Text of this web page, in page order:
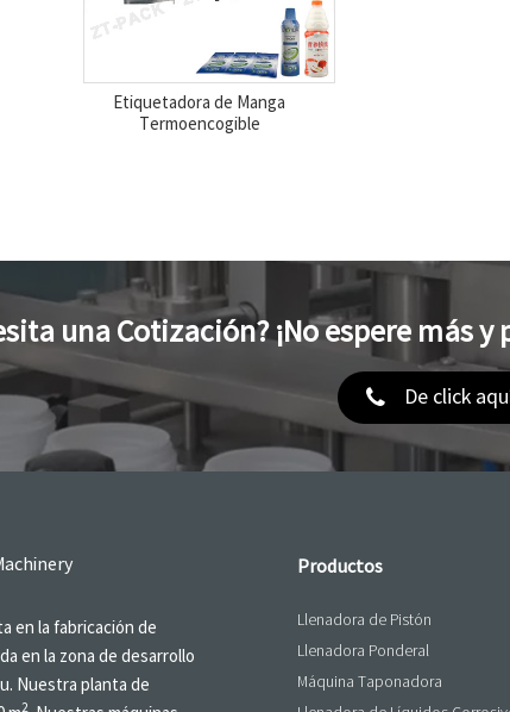
Etiquetadora de Manga
Termoencogible
una Cotización? ¡No espere más
De click
en la fabricación de
en la zona de desarrollo
Nuestra planta de
2
Productos
Llenadora de Pistón
Llenadora Ponderal
Máquina Taponadora